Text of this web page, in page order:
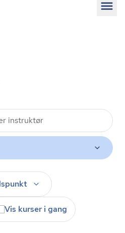
Vis kurser i gang